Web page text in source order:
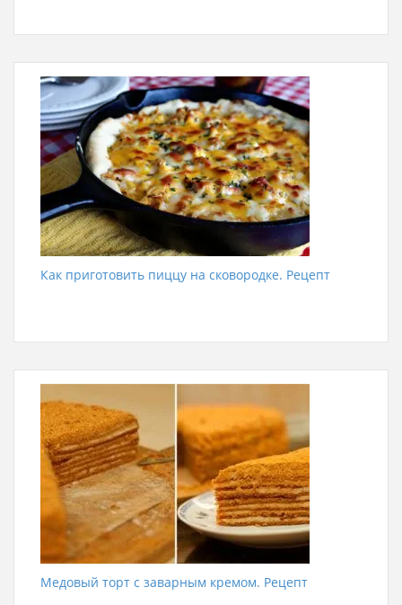
Как приготовить пиццу на сковородке. Рецепт
Медовый торт с заварным кремом. Рецепт